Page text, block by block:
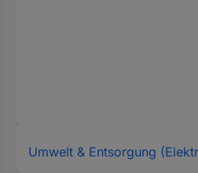
Umwelt & Entsorgung